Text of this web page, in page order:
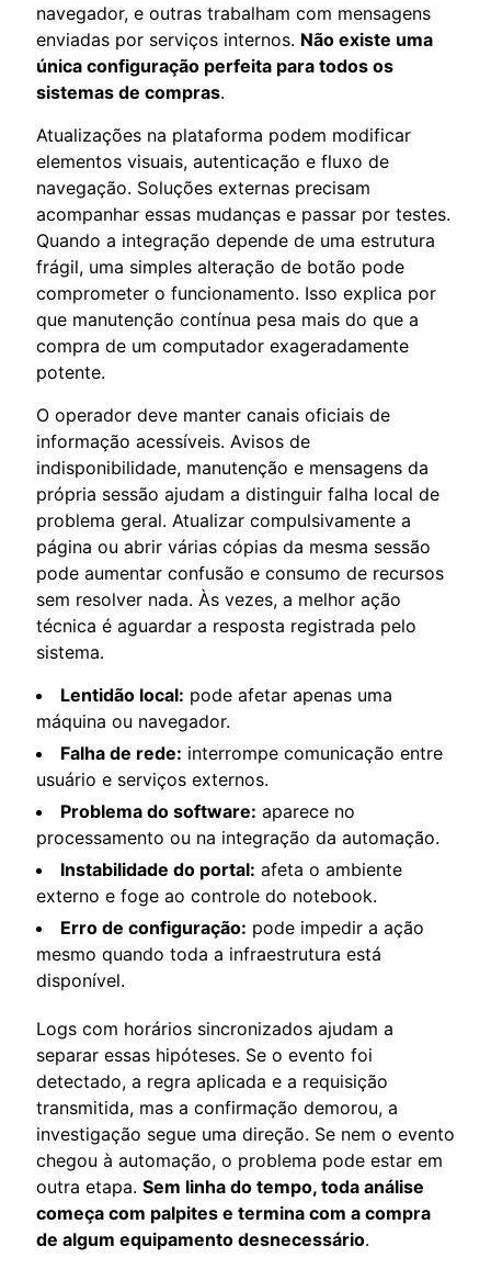
navegador, e outras trabalham com mensagens
enviadas por serviços internos. Não existe uma
única configuração perfeita para todos os
sistemas de compras.
Atualizações na plataforma podem modificar
elementos visuais, autenticação e fluxo de
navegação. Soluções externas precisam
acompanhar essas mudanças e passar por testes.
Quando a integração depende de uma estrutura
frágil, uma simples alteração de botão pode
comprometer o funcionamento. Isso explica por
que manutenção contínua pesa mais do que a
compra de um computador exageradamente
potente.
O operador deve manter canais oficiais de
informação acessíveis. Avisos de
indisponibilidade, manutenção e mensagens da
própria sessão ajudam a distinguir falha local de
problema geral. Atualizar compulsivamente a
página ou abrir várias cópias da mesma sessão
pode aumentar confusão e consumo de recursos
sem resolver nada. Às vezes, a melhor ação
técnica é aguardar a resposta registrada pelo
sistema.
Lentidão local: pode afetar apenas uma
máquina ou navegador.
Falha de rede: interrompe comunicação entre
usuário e serviços externos.
Problema do software: aparece no
processamento ou na integração da automação.
Instabilidade do portal: afeta o ambiente
externo e foge ao controle do notebook.
Erro de configuração: pode impedir a ação
mesmo quando toda a infraestrutura está
disponível.
Logs com horários sincronizados ajudam a
separar essas hipóteses. Se o evento foi
detectado, a regra aplicada e a requisição
transmitida, mas a confirmação demorou, a
investigação segue uma direção. Se nem o evento
chegou à automação, o problema pode estar em
outra etapa. Sem linha do tempo, toda análise
começa com palpites e termina com a compra
de algum equipamento desnecessário.